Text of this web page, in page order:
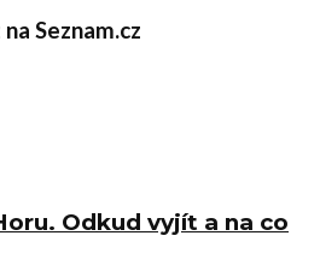
Seznam.cz
Odkud vyjít a na co